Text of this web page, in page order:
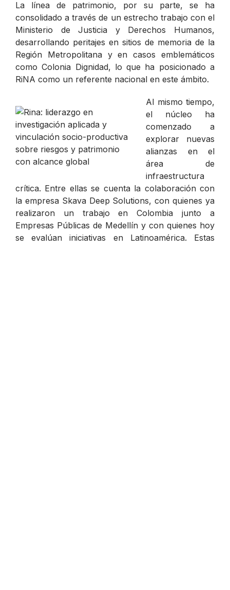
La línea de patrimonio, por su parte, se ha
consolidado a través de un estrecho trabajo con el
Ministerio de Justicia y Derechos Humanos,
desarrollando peritajes en sitios de memoria de la
Región Metropolitana y en casos emblemáticos
como Colonia Dignidad, lo que ha posicionado a
RiNA como un referente nacional en este ámbito.
Al mismo tiempo,
el núcleo ha
comenzado a
explorar nuevas
alianzas en el
área de
infraestructura
crítica. Entre ellas se cuenta la colaboración con
la empresa Skava Deep Solutions, con quienes ya
realizaron un trabajo en Colombia junto a
Empresas Públicas de Medellín y con quienes hoy
se evalúan iniciativas en Latinoamérica. Estas